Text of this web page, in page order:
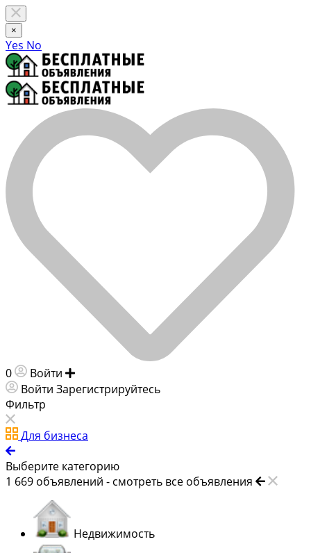
×
Yes No
0 Войти
Войти Зарегистрируйтесь
Фильтр
Для бизнеса
Выберите категорию
1 669 объявлений - смотреть все объявления
Недвижимость